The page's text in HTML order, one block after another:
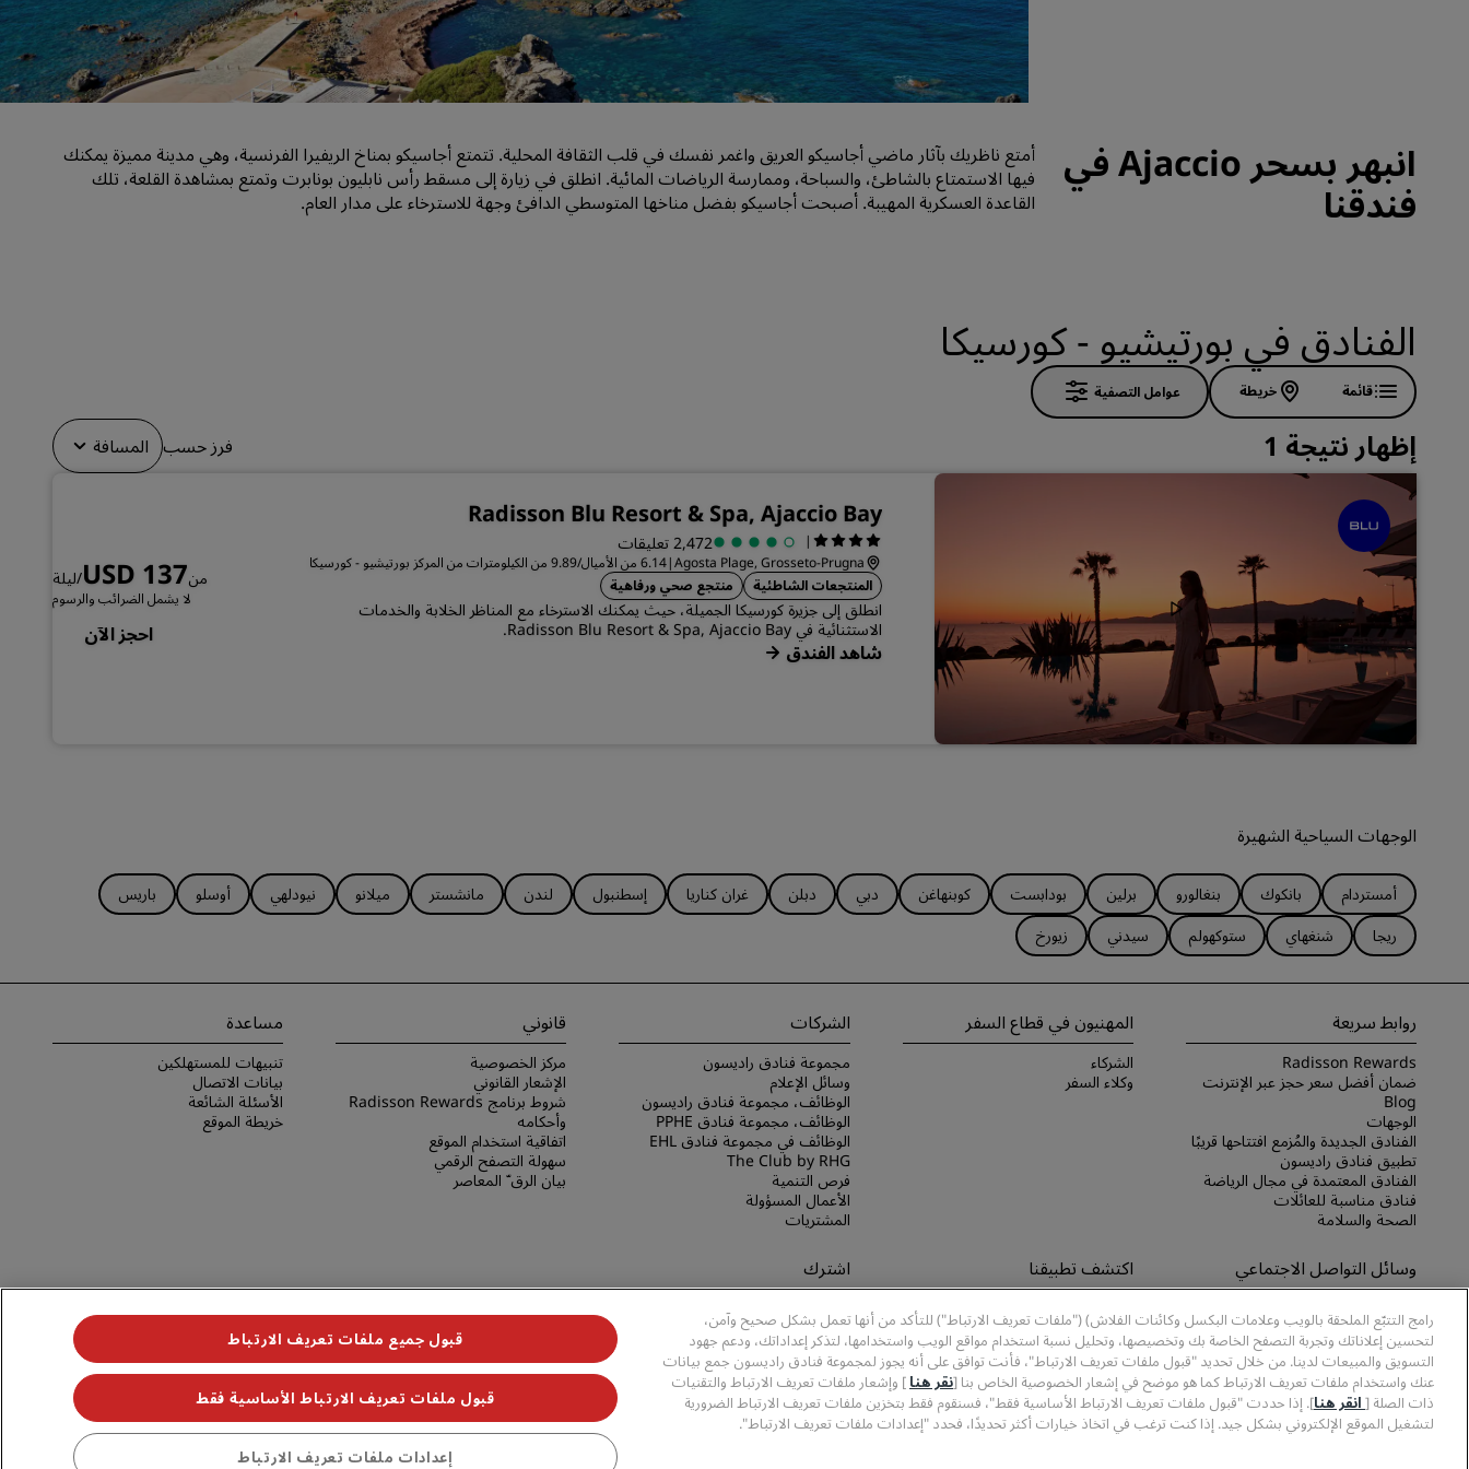
اطلب عرض أسعار
وجهات الفعاليات
حلول الصناعة
البحث عن الرحلات
البحث عن الرحلات
قاعات الزفاف
إقامات مستدامة
إقامات الفرق الرياضية
فنادق في وسط المدينة
تفضل بزيارة مدونتنا
موظفو الحجز ومُنظِّمو الرحلات
انبهر بسحر Ajaccio في
فندقنا
أمتع ناظريك بآثار ماضي أجاسيكو العريق واغمر نفسك في قلب الثقافة المحلية. تتمتع أجاسيكو بمناخ الريفيرا الفرنسية، وهي مدينة مميزة يمكنك
فيها الاستمتاع بالشاطئ، والسباحة، وممارسة الرياضات المائية. انطلق في زيارة إلى مسقط رأس نابليون بونابرت وتمتع بمشاهدة القلعة، تلك
القاعدة العسكرية المهيبة. أصبحت أجاسيكو بفضل مناخها المتوسطي الدافئ وجهة للاسترخاء على مدار العام.
الفنادق في بورتيشيو - كورسيكا
قائمة خريطة عوامل التصفية
إظهار نتيجة 1 فرز حسب المسافة
Radisson Blu Resort & Spa, Ajaccio Bay
| 2,472 تعليقات
Agosta Plage, Grosseto-Prugna
|6.14 من الأميال/9.89 من الكيلومترات من المركز بورتيشيو - كورسيكا
المنتجعات الشاطئية
منتجع صحي ورفاهية
انطلق إلى جزيرة كورسيكا الجميلة، حيث يمكنك الاسترخاء مع المناظر الخلابة والخدمات
الاستثنائية في Radisson Blu Resort & Spa, Ajaccio Bay.
شاهد الفندق
منUSD 137/ليلة
لا يشمل الضرائب والرسوم
احجز الآن
الوجهات السياحية الشهيرة
أمستردام بانكوك بنغالورو برلين بودابست كوبنهاغن دبي دبلن غران كناريا إسطنبول لندن مانشستر ميلانو نيودلهي أوسلو
باريس
ريجا
شنغهاي ستوكهولم سيدني زيورخ
روابط سريعة
Radisson Rewards
ضمان أفضل سعر حجز عبر الإنترنت
Blog
الوجهات
الفنادق الجديدة والمُزمع افتتاحها قريبًا
تطبيق فنادق راديسون
الفنادق المعتمدة في مجال الرياضة
فنادق مناسبة للعائلات
الصحة والسلامة
المهنيون في قطاع السفر
الشركاء
وكلاء السفر
الشركات
مجموعة فنادق راديسون
وسائل الإعلام
الوظائف، مجموعة فنادق راديسون
الوظائف، مجموعة فنادق PPHE
الوظائف في مجموعة فنادق EHL
The Club by RHG
فرص التنمية
الأعمال المسؤولة
المشتريات
قانوني
مركز الخصوصية
الإشعار القانوني
شروط برنامج Radisson Rewards
وأحكامه
اتفاقية استخدام الموقع
سهولة التصفح الرقمي
بيان الرق ّ المعاصر
مساعدة
تنبيهات للمستهلكين
بيانات الاتصال
الأسئلة الشائعة
خريطة الموقع
وسائل التواصل الاجتماعي اكتشف تطبيقنا اشترك
لا تفوّت فرصة الحصول على أفضل
عروضنا
جميع الحقوق محفوظة. مجموعة فنادق راديسون (RHG)، وراديسون، وراديسون رِد، وراديسون بلو، وراديسون كوليكشن، وراديسون إنديفيديولز، وبارك بلازا، وبارك إن، وكانتري إن آند سويتس، وPrize by Radisson، وRadisson
رامج التتبّع الملحقة بالويب وعلامات البكسل وكائنات الفلاش) ("ملفات تعريف الارتباط") للتأكد من أنها تعمل بشكل صحيح وآمن،
لتحسين إعلاناتك وتجربة التصفح الخاصة بك وتخصيصها، وتحليل نسبة استخدام مواقع الويب واستخدامها، لتذكر إعداداتك، ودعم جهود
التسويق والمبيعات لدينا. من خلال تحديد "قبول ملفات تعريف الارتباط"، فأنت توافق على أنه يجوز لمجموعة فنادق راديسون جمع بيانات
عنك واستخدام ملفات تعريف الارتباط كما هو موضح في إشعار الخصوصية الخاص بنا [نقر هنا ] وإشعار ملفات تعريف الارتباط والتقنيات
ذات الصلة [ انقر هنا]. إذا حددت "قبول ملفات تعريف الارتباط الأساسية فقط"، فسنقوم فقط بتخزين ملفات تعريف الارتباط الضرورية
لتشغيل الموقع الإلكتروني بشكل جيد. إذا كنت ترغب في اتخاذ خيارات أكثر تحديدًا، فحدد "إعدادات ملفات تعريف الارتباط".
قبول جميع ملفات تعريف الارتباط
قبول ملفات تعريف الارتباط الأساسية فقط
إعدادات ملفات تعريف الارتباط